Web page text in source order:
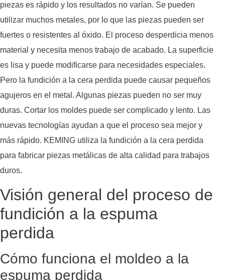
piezas es rápido y los resultados no varían. Se pueden
utilizar muchos metales, por lo que las piezas pueden ser
fuertes o resistentes al óxido. El proceso desperdicia menos
material y necesita menos trabajo de acabado. La superficie
es lisa y puede modificarse para necesidades especiales.
Pero la fundición a la cera perdida puede causar pequeños
agujeros en el metal. Algunas piezas pueden no ser muy
duras. Cortar los moldes puede ser complicado y lento. Las
nuevas tecnologías ayudan a que el proceso sea mejor y
más rápido. KEMING utiliza la fundición a la cera perdida
para fabricar piezas metálicas de alta calidad para trabajos
duros.
Visión general del proceso de
fundición a la espuma
perdida
Cómo funciona el moldeo a la
espuma perdida